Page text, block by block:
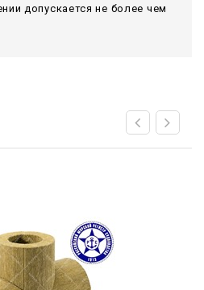
допускается не более чем